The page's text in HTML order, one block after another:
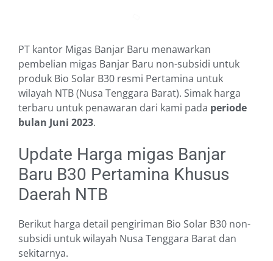
PT kantor Migas Banjar Baru menawarkan
pembelian migas Banjar Baru non-subsidi untuk
produk Bio Solar B30 resmi Pertamina untuk
wilayah NTB (Nusa Tenggara Barat). Simak harga
terbaru untuk penawaran dari kami pada periode
bulan Juni 2023.
Update Harga migas Banjar
Baru B30 Pertamina Khusus
Daerah NTB
Berikut harga detail pengiriman Bio Solar B30 non-
subsidi untuk wilayah Nusa Tenggara Barat dan
sekitarnya.